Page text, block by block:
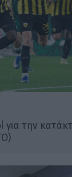
για την